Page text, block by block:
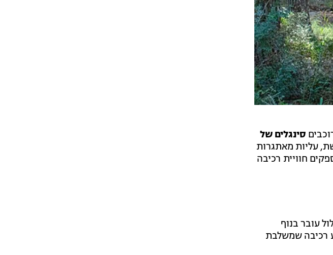
סינגלים של
עליות מאתגרות
חוויית רכיבה
עובר בנוף
רכיבה שמשלבת